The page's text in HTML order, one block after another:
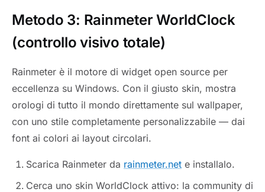
Metodo 3: Rainmeter WorldClock
(controllo visivo totale)
Rainmeter è il motore di widget open source per
eccellenza su Windows. Con il giusto skin, mostra
orologi di tutto il mondo direttamente sul wallpaper,
con uno stile completamente personalizzabile — dai
font ai colori ai layout circolari.
Scarica Rainmeter da rainmeter.net e installalo.
Cerca uno skin WorldClock attivo: la community di